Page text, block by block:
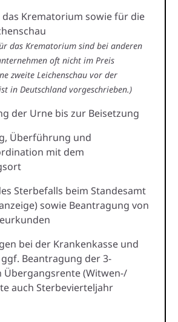
Krematorium sowie für die
das Krematorium sind bei anderen
oft nicht im Preis
zweite Leichenschau vor der
in Deutschland vorgeschrieben.)
der Urne bis zur Beisetzung
Überführung und
mit dem
Sterbefalls beim Standesamt
sowie Beantragung von
bei der Krankenkasse und
Beantragung der 3-
Übergangsrente (Witwen-/
auch Sterbevierteljahr